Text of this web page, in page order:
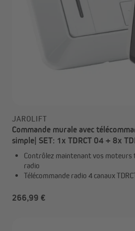
JAROLIFT
Commande murale avec
simple| SET: 1x TDRCT 04 + 8x
Contrôlez maintenant vos moteurs
radio
Télécommande radio 4 canaux
266,99 €